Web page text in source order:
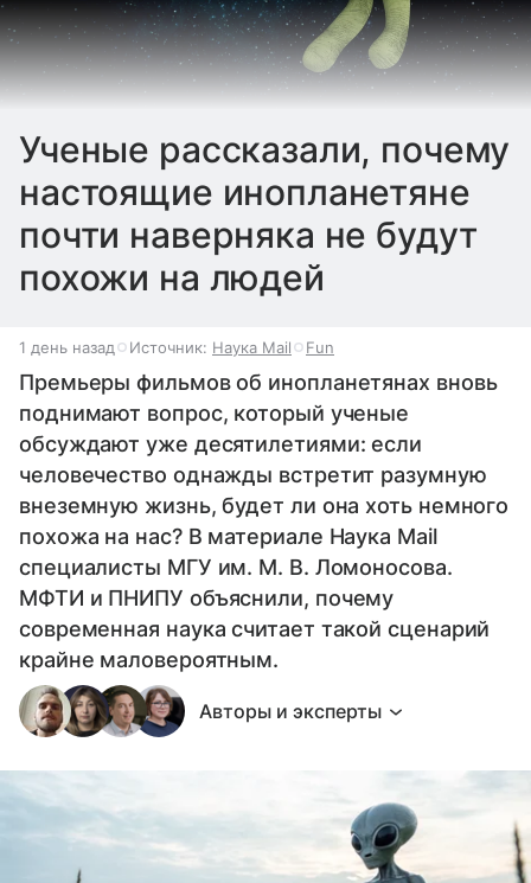
Ученые рассказали, почему
настоящие инопланетяне
почти наверняка не будут
похожи на людей
1 день назад Источник: Наука Mail Fun
Премьеры фильмов об инопланетянах вновь
поднимают вопрос, который ученые
обсуждают уже десятилетиями: если
человечество однажды встретит разумную
внеземную жизнь, будет ли она хоть немного
похожа на нас? В материале Наука Mail
специалисты МГУ им. М. В. Ломоносова.
МФТИ и ПНИПУ объяснили, почему
современная наука считает такой сценарий
крайне маловероятным.
Авторы и эксперты